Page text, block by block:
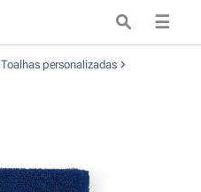
☰
Toalhas personalizadas